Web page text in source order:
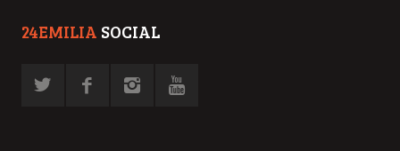
24EMILIA SOCIAL